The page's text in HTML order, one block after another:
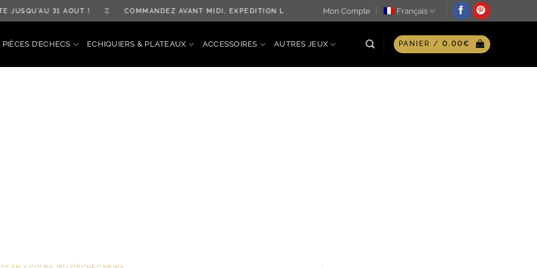
31 AOÛT ! ♖ COMMANDEZ AVANT MIDI, EXPÉDITION LE JOUR MÊME ♖ OPTION GRAVURE PERSONNALISÉE
Mon Compte Français
PIÈCES D’ECHECS ECHIQUIERS & PLATEAUX ACCESSOIRES AUTRES JEUX PANIER / 0.00€